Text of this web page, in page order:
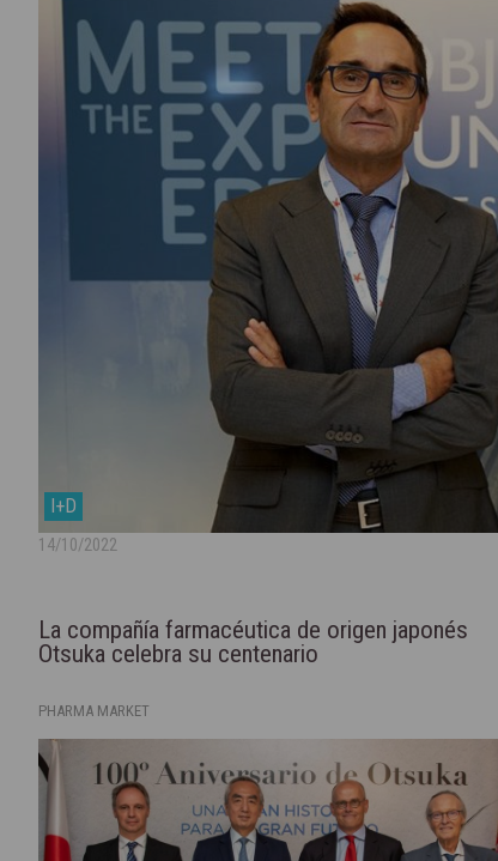
I+D
14/10/2022
La compañía farmacéutica de origen japonés
Otsuka celebra su centenario
PHARMA MARKET